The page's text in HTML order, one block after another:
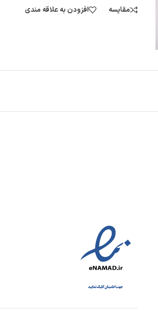
مقایسه افزودن به علاقه مندی